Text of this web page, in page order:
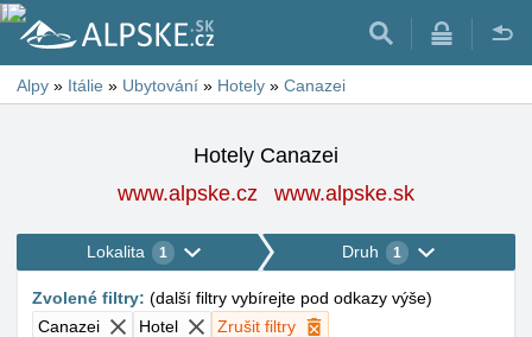
Alpy » Itálie » Ubytování » Hotely » Canazei
Hotely Canazei
www.alpske.cz
www.alpske.sk
Lokalita 1 Druh 1
Zvolené filtry: (další filtry vybírejte pod odkazy výše)
Canazei
Hotel Zrušit filtry